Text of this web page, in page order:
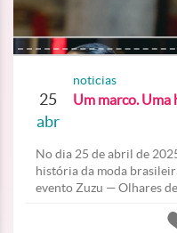
25
abr
noticias
Um marco. Uma
No dia 25 de abril de
história da moda
evento Zuzu — Olhares